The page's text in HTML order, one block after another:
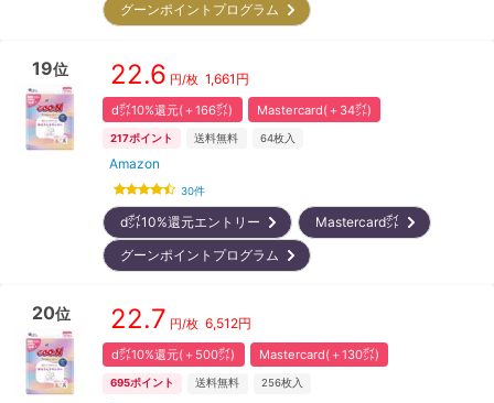
グーンポイントプログラム
19位 22.6 円/枚 1,661 円
d㌽10%還元(＋166㌽) Mastercard(＋34㌽)
217ポイント 送料無料 64枚入
Amazon
30件
d㌽10%還元エントリー
Mastercard㌽
グーンポイントプログラム
20位 22.7 円/枚 6,512円
d㌽10%還元(＋500㌽) Mastercard(＋130㌽)
695ポイント 送料無料 256枚入